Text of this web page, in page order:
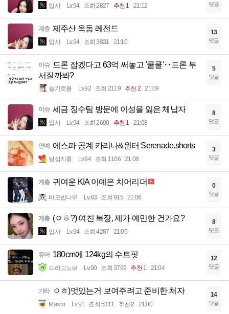
입사 Lv.94 조회 2827 추천 1 21:12 댓글
계층 제주산 옥돔 레전드
입사 Lv.94 조회 3831 21:10
13
댓글
이슈 드론 잡겠다고 63억 써놓고 '쿨쿨'‥드론 부
서질까봐?
슬기로움 Lv.92 조회 2119 추천 2 21:09
5
댓글
이슈 세금 징수팀 방문에 이성을 잃은 체납자
입사 Lv.94 조회 2690 추천 1 21:08
8
댓글
연예 에스파 공계 카리나&윈터 Serenade.shorts
달섭지롱 Lv.94 조회 1106 21:08
3
댓글
계층 귀여운 KIA 이예은 치어리더
바오밥나무 Lv.83 조회 915 21:06
0
댓글
계층 (ㅇㅎ?) 여친 복장, 제가 예민한 건가요?
입사 Lv.94 조회 4287 21:05
8
댓글
유머 180cm에 124kg의 수트핏
드라고노브 Lv.90 조회 3799 추천 1 21:04
12
댓글
기타 ㅇㅎ)멋있는거 보여주려고 준비한 처자
Maxim Lv.91 조회 5311 추천 2 21:00
14
댓글